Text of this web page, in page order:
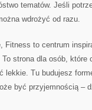
tematów. Jeśli
wdrożyć od razu.
Fitness to centrum
strona dla osób, które
lekkie. Tu budujesz
być przyjemnością –